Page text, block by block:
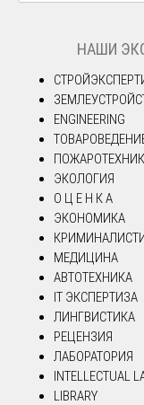
НАШИ
ENGINEERING
ЭКОЛОГИЯ
О Ц Е Н К А
ЭКОНОМИКА
МЕДИЦИНА
АВТОТЕХНИКА
IT ЭКСПЕРТИЗА
ЛИНГВИСТИКА
РЕЦЕНЗИЯ
ЛАБОРАТОРИЯ
INTELLECTUAL
LIBRARY